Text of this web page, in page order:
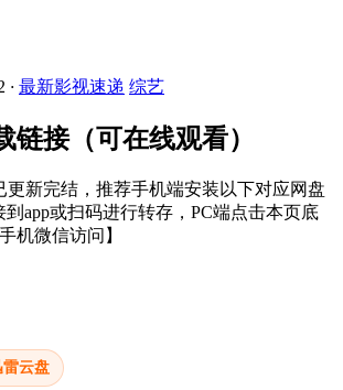
· 最新影视速递 综艺
链接（可在线观看）
更新完结，推荐手机端安装以下对应网盘
到app或扫码进行转存，PC端点击本页底
机微信访问】
雷云盘